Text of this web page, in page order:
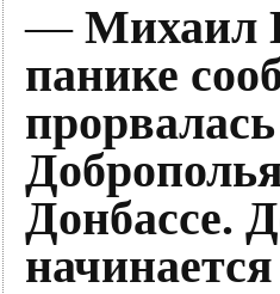
— Михаил
панике
Донбассе.